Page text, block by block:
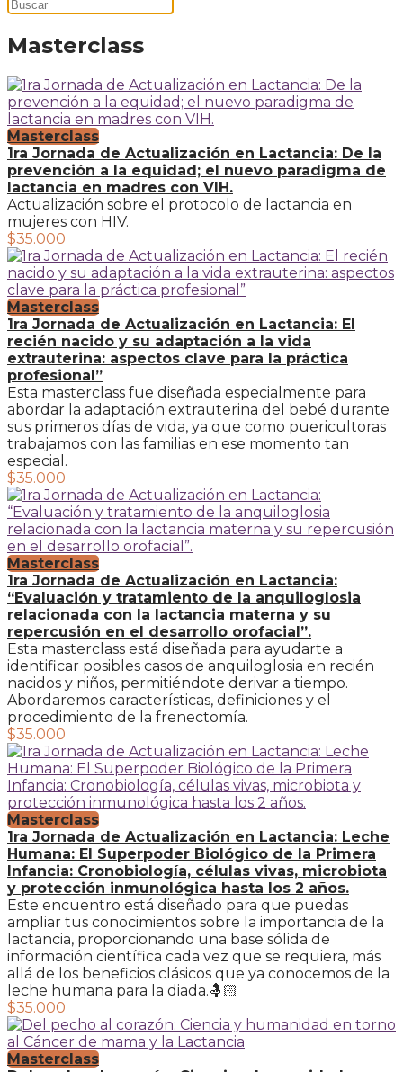
Masterclass
Masterclass
1ra Jornada de Actualización en Lactancia: De la
prevención a la equidad; el nuevo paradigma de
lactancia en madres con VIH.
Actualización sobre el protocolo de lactancia en
mujeres con HIV.
$35.000
Masterclass
1ra Jornada de Actualización en Lactancia: El
recién nacido y su adaptación a la vida
extrauterina: aspectos clave para la práctica
profesional”
Esta masterclass fue diseñada especialmente para
abordar la adaptación extrauterina del bebé durante
sus primeros días de vida, ya que como puericultoras
trabajamos con las familias en ese momento tan
especial.
$35.000
Masterclass
1ra Jornada de Actualización en Lactancia:
“Evaluación y tratamiento de la anquiloglosia
relacionada con la lactancia materna y su
repercusión en el desarrollo orofacial”.
Esta masterclass está diseñada para ayudarte a
identificar posibles casos de anquiloglosia en recién
nacidos y niños, permitiéndote derivar a tiempo.
Abordaremos características, definiciones y el
procedimiento de la frenectomía.
$35.000
Masterclass
1ra Jornada de Actualización en Lactancia: Leche
Humana: El Superpoder Biológico de la Primera
Infancia: Cronobiología, células vivas, microbiota
y protección inmunológica hasta los 2 años.
Este encuentro está diseñado para que puedas
ampliar tus conocimientos sobre la importancia de la
lactancia, proporcionando una base sólida de
información científica cada vez que se requiera, más
allá de los beneficios clásicos que ya conocemos de la
leche humana para la diada.🤱🏻
$35.000
Masterclass